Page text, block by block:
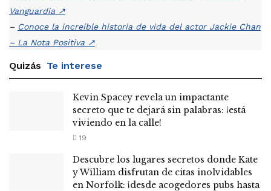
Vanguardia ↗
– Conoce la increíble historia de vida del actor Jackie Chan
– La Nota Positiva ↗
Quizás Te interese
Kevin Spacey revela un impactante
secreto que te dejará sin palabras: ¡está
viviendo en la calle!
19
Descubre los lugares secretos donde Kate
y William disfrutan de citas inolvidables
en Norfolk: ¡desde acogedores pubs hasta